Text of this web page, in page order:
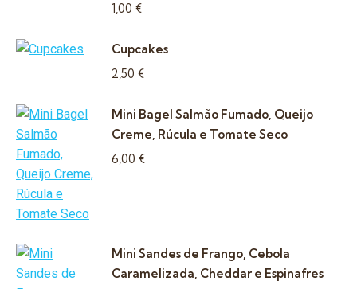
1,00 €
Cupcakes
2,50 €
Mini Bagel Salmão Fumado, Queijo
Creme, Rúcula e Tomate Seco
6,00 €
Mini Sandes de Frango, Cebola
Caramelizada, Cheddar e Espinafres